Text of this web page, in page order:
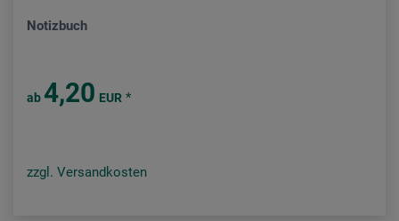
Notizbuch
ab 4,20 EUR *
zzgl. Versandkosten